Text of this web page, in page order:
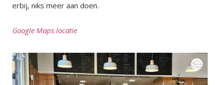
erbij, niks meer aan doen.
Google Maps locatie